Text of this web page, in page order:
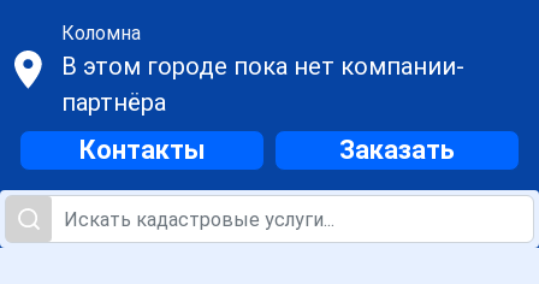
Коломна
В этом городе пока нет компании-
партнёра
Контакты Заказать